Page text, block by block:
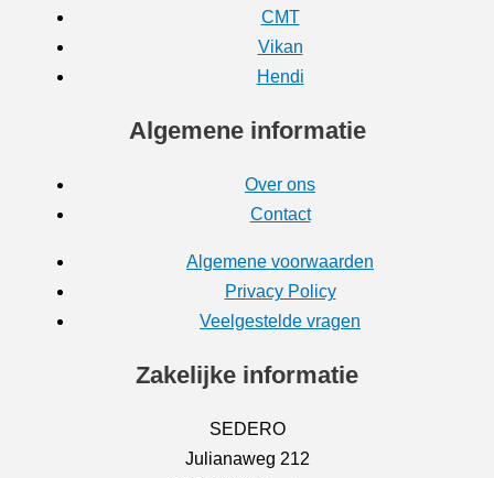
CMT
Vikan
Hendi
Algemene informatie
Over ons
Contact
Algemene voorwaarden
Privacy Policy
Veelgestelde vragen
Zakelijke informatie
SEDERO
Julianaweg 212